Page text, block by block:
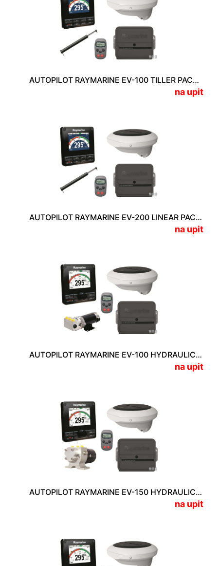
AUTOPILOT RAYMARINE EV-100 TILLER PACKAGE
na upit
AUTOPILOT RAYMARINE EV-200 LINEAR PACKAGE
na upit
AUTOPILOT RAYMARINE EV-100 HYDRAULIC PACKAGE
na upit
AUTOPILOT RAYMARINE EV-150 HYDRAULIC PACKAGE
na upit